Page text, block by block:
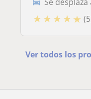
★ ★ ★ ★ ★
Ver todos los